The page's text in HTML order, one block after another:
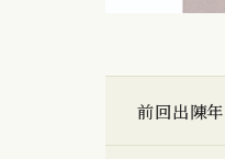
前回出陳年